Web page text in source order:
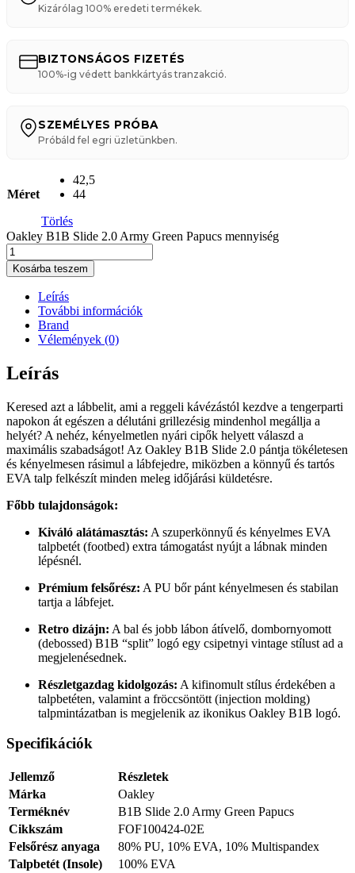
Kizárólag 100% eredeti termékek.
BIZTONSÁGOS FIZETÉS
100%-ig védett bankkártyás tranzakció.
SZEMÉLYES PRÓBA
Próbáld fel egri üzletünkben.
Méret
42,5
44
Törlés
Oakley B1B Slide 2.0 Army Green Papucs mennyiség
Kosárba teszem
Leírás
További információk
Brand
Vélemények (0)
Leírás
Keresed azt a lábbelit, ami a reggeli kávézástól kezdve a tengerparti
napokon át egészen a délutáni grillezésig mindenhol megállja a
helyét? A nehéz, kényelmetlen nyári cipők helyett válaszd a
maximális szabadságot! Az Oakley B1B Slide 2.0 pántja tökéletesen
és kényelmesen rásimul a lábfejedre, miközben a könnyű és tartós
EVA talp felkészít minden meleg időjárási küldetésre.
Főbb tulajdonságok:
Kiváló alátámasztás: A szuperkönnyű és kényelmes EVA
talpbetét (footbed) extra támogatást nyújt a lábnak minden
lépésnél.
Prémium felsőrész: A PU bőr pánt kényelmesen és stabilan
tartja a lábfejet.
Retro dizájn: A bal és jobb lábon átívelő, dombornyomott
(debossed) B1B “split” logó egy csipetnyi vintage stílust ad a
megjelenésednek.
Részletgazdag kidolgozás: A kifinomult stílus érdekében a
talpbetéten, valamint a fröccsöntött (injection molding)
talpmintázatban is megjelenik az ikonikus Oakley B1B logó.
Specifikációk
Jellemző
Részletek
Márka
Oakley
Terméknév
B1B Slide 2.0 Army Green Papucs
Cikkszám
FOF100424-02E
Felsőrész anyaga
80% PU, 10% EVA, 10% Multispandex
Talpbetét (Insole)
100% EVA